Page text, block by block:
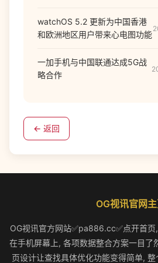
watchOS 5.2 更新为中国香港
和欧洲地区用户带来心电图功能
一加手机与中国联通达成5G战
略合作
← 返回
OG视讯官网
OG视讯官方网站✅pa886.cc✅点开首
在手机屏幕上, 各项数据整合方案一目了
页设计让查找具体优化功能变得简单,